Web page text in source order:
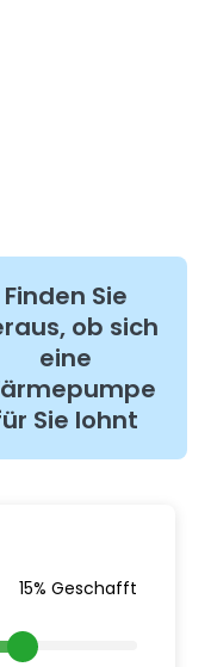
Finden Sie
ob sich
eine
Sie lohnt
15% Geschafft